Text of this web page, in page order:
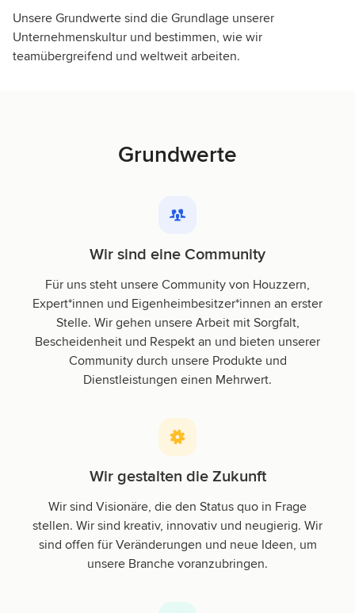
Unsere Grundwerte sind die Grundlage unserer
Unternehmenskultur und bestimmen, wie wir
teamübergreifend und weltweit arbeiten.
Grundwerte
Wir sind eine Community
Für uns steht unsere Community von Houzzern,
Expert*innen und Eigenheimbesitzer*innen an erster
Stelle. Wir gehen unsere Arbeit mit Sorgfalt,
Bescheidenheit und Respekt an und bieten unserer
Community durch unsere Produkte und
Dienstleistungen einen Mehrwert.
Wir gestalten die Zukunft
Wir sind Visionäre, die den Status quo in Frage
stellen. Wir sind kreativ, innovativ und neugierig. Wir
sind offen für Veränderungen und neue Ideen, um
unsere Branche voranzubringen.